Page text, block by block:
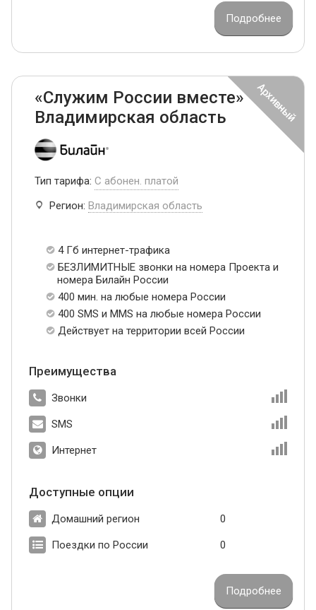
Подробнее
«Служим России вместе»
Владимирская область
Тип тарифа: С абонен. платой
Регион: Владимирская область
4 Гб интернет-трафика
БЕЗЛИМИТНЫЕ звонки на номера Проекта и
номера Билайн России
400 мин. на любые номера России
400 SMS и MMS на любые номера России
Действует на территории всей России
Преимущества
Звонки
SMS
Интернет
Доступные опции
Домашний регион 0
Поездки по России 0
Подробнее